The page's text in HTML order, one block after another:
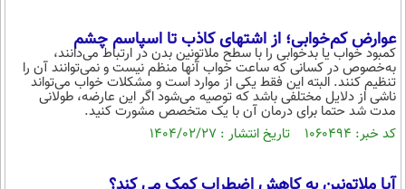
عوارض کم‌خوابی؛ از اشتهای کاذب تا اسپاسم چشم
کمبود خواب یا بدخوابی را با سطح ملاتونین بدن در ارتباط می‌دانند،
به‌خصوص در کسانی که ساعت خواب آنها منظم نیست و نمی‌توانند آن را
تنظیم کنند. البته این فقط یکی از موارد است و مشکلات خواب می‌تواند
ناشی از دلایل مختلفی باشد که توصیه می‌شود اگر این عارضه، طولانی
مدت شد حتما برای درمان آن با یک متخصص مشورت کنید.
کد خبر: ۱۰۶۰۴۹۴ تاریخ انتشار : ۱۴۰۴/۰۲/۲۷